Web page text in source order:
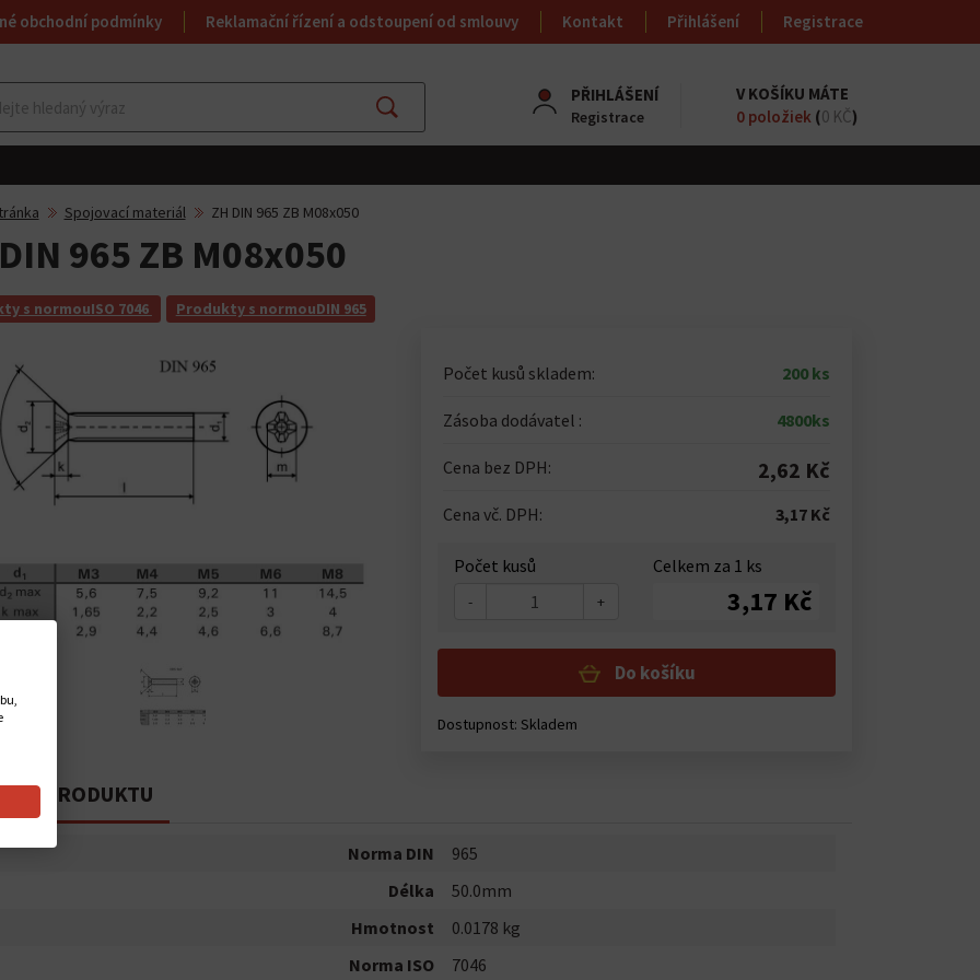
obchodní podmínky Reklamační řízení a odstoupení od smlouvy Kontakt Přihlášení Registrace
Najít
PŘIHLÁŠENÍ
Registrace
V KOŠÍKU MÁTE
0 položiek (0 KČ)
Spojovací materiál ZH DIN 965 ZB M08x050
965 ZB M08x050
s normouISO 7046 Produkty s normouDIN 965
Počet kusů skladem: 200 ks
Zásoba dodávatel : 4800ks
Cena bez DPH: 2,62 Kč
Cena vč. DPH: 3,17 Kč
Počet kusů
- +
Celkem za 1 ks
3,17 Kč
Do košíku
Dostupnost:Skladem
PRODUKTU
Norma DIN
965
Délka
50.0mm
Hmotnost
0.0178 kg
Norma ISO
7046